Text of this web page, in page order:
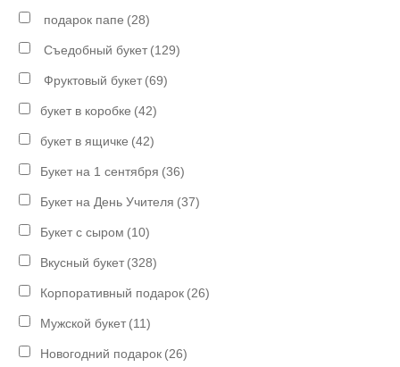
подарок папе (28)
Съедобный букет (129)
Фруктовый букет (69)
букет в коробке (42)
букет в ящичке (42)
Букет на 1 сентября (36)
Букет на День Учителя (37)
Букет с сыром (10)
Вкусный букет (328)
Корпоративный подарок (26)
Мужской букет (11)
Новогодний подарок (26)